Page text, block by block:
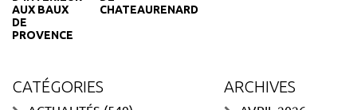
AUX BAUX
DE
PROVENCE
CHATEAURENARD
CATÉGORIES ARCHIVES